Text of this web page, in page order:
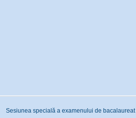
Sesiunea specială a examenului de bacalaureat